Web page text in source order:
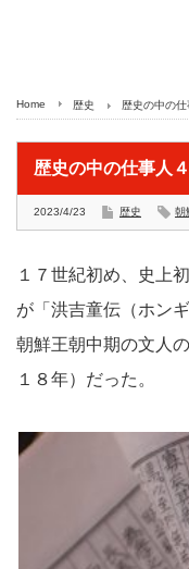
Home 歴史 歴史の中の
歴史の中の仕事人
2023/4/23 歴史 朝
１７世紀初め、史上
が「洪吉童伝（ホン
朝鮮王朝中期の文人
１８年）だった。